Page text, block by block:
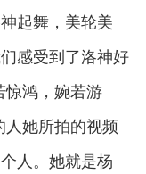
起舞，美轮美
感受到了洛神好
惊鸿，婉若游
人她所拍的视频
人。她就是杨